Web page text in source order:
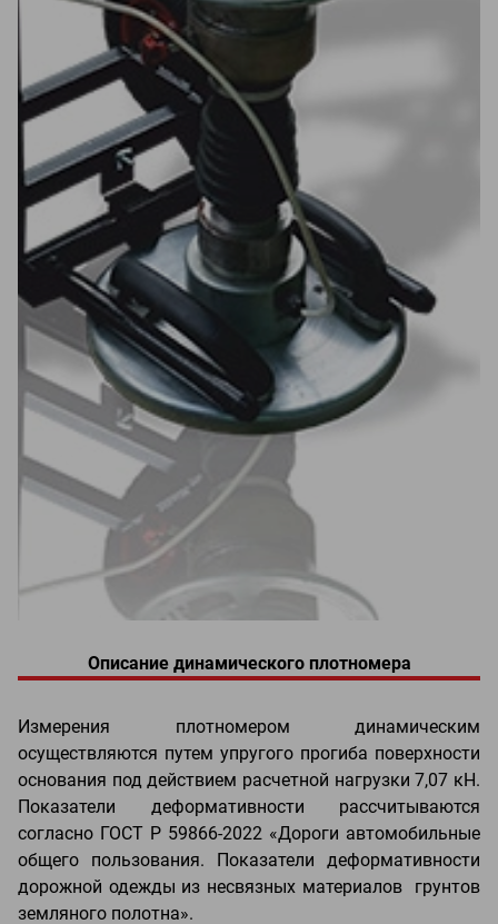
Описание динамического плотномера
Измерения плотномером динамическим
осуществляются путем упругого прогиба поверхности
основания под действием расчетной нагрузки 7,07 кН.
Показатели деформативности рассчитываются
согласно ГОСТ Р 59866-2022 «Дороги автомобильные
общего пользования. Показатели деформативности
дорожной одежды из несвязных материалов грунтов
земляного полотна».